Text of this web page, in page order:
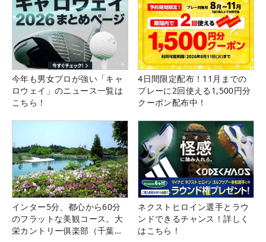
今年も男女プロが強い「キャ
ロウェイ」のニュース一覧は
こちら！
4日間限定配布！11月までの
プレーに2回使える1,500円分
クーポン配布中！
インター5分、都心から60分
のフラットな美観コース。大
栄カントリー俱楽部（千葉
ネクストヒロイン選手とラウ
ンドできるチャンス！詳しく
はこちら！